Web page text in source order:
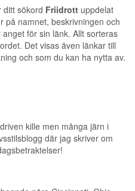
ditt sökord Friidrott uppdelat
på namnet, beskrivningen och
för sin länk. Allt sorteras
Det visas även länkar till
och som du kan ha nytta av.
kille men många järn i
där jag skriver om